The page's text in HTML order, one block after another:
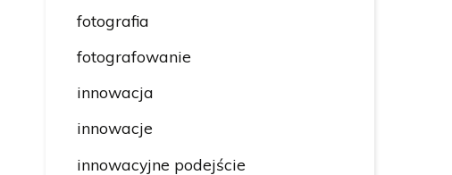
fotografia
fotografowanie
innowacja
innowacje
innowacyjne podejście